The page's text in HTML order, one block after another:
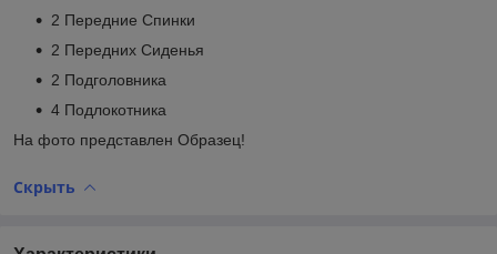
2 Передние Спинки
2 Передних Сиденья
2 Подголовника
4 Подлокотника
На фото представлен Образец!
Скрыть